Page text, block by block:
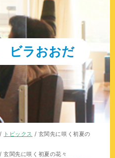
ビラおおだ
/ トピックス / 玄関先に咲く初夏の
/玄関先に咲く初夏の花々